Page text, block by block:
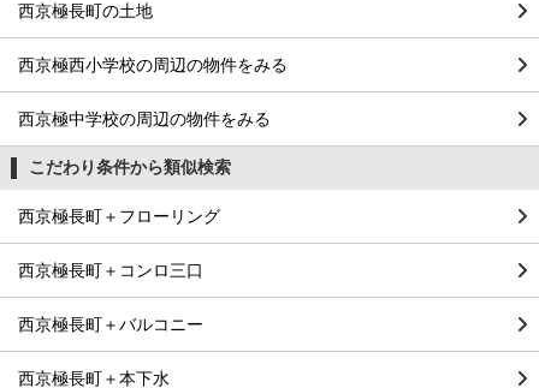
西京極長町の土地
西京極西小学校の周辺の物件をみる
西京極中学校の周辺の物件をみる
こだわり条件から類似検索
西京極長町＋フローリング
西京極長町＋コンロ三口
西京極長町＋バルコニー
西京極長町＋本下水